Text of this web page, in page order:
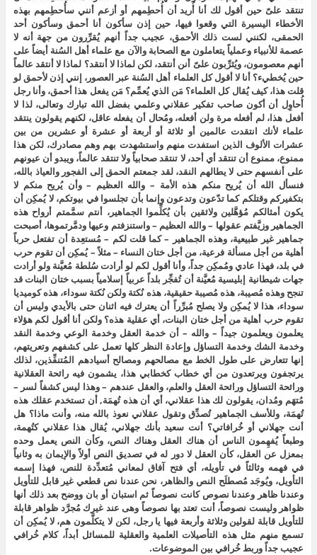
تنتقد علىّ حين أقول لك أنا أُريد أن أُحطِمهم أو أزعم أنني سأُحطِمهم بهذه
الأخطاء اليسيرة التي وقعوا فيها، حين إذن سأكون أنا أحمق وسأكون أحد
الحمقى، لكنني لست ذلك الأحمق، عجيب جداً أنهم يُقرِّرون من جهة أنه لا
عصمة للأنبياء وعملياً يتعاملون مع الصحابة والآن مع علماء أهل السُنة أيضاً على
أنهم معصومون، ويُثرِّبون علىّ أنن أنتقد، لكن لماذا لا أنتقد؟ لماذا لا أنتقد عالماً
حين يُخطيء؟ أنا لا أقول كل العلماء أهل السُنة عبر العصور، إنني إذن لأحمق لو
قلت هذا، كيف يُقال كل العلماء؟ مَن الذي يُعمِّم؟ مَن يفعل هذا أحمق، وأنا رجل
أُحاوِل أن أكون صاحب تفكير عقلاني وعلمي بفضل الله تبارك وتعالى، لذا لا
أفعل هذا، لم أفعله مرة ولن أفعله، ومُحال أن يفعله عاقل، لكنهم يقولون ينتقد
علماء لأنك انتقدت عالمين أو ثلاثة أو أربعة أو عشرة أو عشرين من بين
عشرات الألوف الذين استفدت منهم واستشهدت بهم وهم مصادرك، لكن هذا
ممنوع، ممنوع أن تنتقد أي أحد، لا تنتقد صحابياً ولا تنتقد عالماً، ويبدو أن عيونهم
على أنفسهم حتى لا يطالهم النقد، لقد جمعتم الحمق إلى الفجور والعياذ بالله،
فنسأل الله أن يُريح منكم هذه الأمة – والله العظيم – وأن يُريح منكم لا
بتكفيركم وقتلكم كما تدّعون وتدعون وإنما بأن تجلسوا في بيوتكم، لا يُمكِن أن
يكون أمثالكم مُؤهَّلين ولائقين بأن يُكلِّموا الجماهير، أنتم سمَّمتم أرواح هذه
الجماهير وزيَّفتم عقولها – والله العظيم – واستنزفتم وعيها ودمَّرتموها، أصبحت
جماهير غير طبيعية، وهذه الجماهير – كما قلت لكم – مُستعِدة أن تفتعل حرباً
أهلية من أجل مسألة فرعية، من أجل ختان النساء – مثلاً – يُمكِن أن تقوم حرب
في بلد، فهذا عادي ومُمكِن جداً، وأنا أقول لكم لو أرادت سُلطة مُعيَّنة ولو أرادت
جهات شيطانية إبليسية مُعيَّنة أن تُفجِّر بلداً عربياً إسلامياً بسبب ختان البنات قد
تنجح وهذه مُصيبة، هذه مُصيبة حقيقية، هذه نُكتة ولكن نُكتة سوداء، هذه كوميديا
سوداء، هذا لا يُمكِن ولا يصلح مُبرِّراً أن يعترك فيه اثنان حتى بالأيدي وليس أن
تقوم حرب أهلية من أجل ختان البنات، أي عقلية هذه؟ ولكن أنا أقول لكم هؤلاء
يعلمون ويعلمون جيداً – والله – أن خدمة العقل وخدمة الوعي وخدمة النقد
وخدمة الشك وخدمة التساؤل وإعادة النظر كلها تعمل على كشفهم وتعريتهم،
إنها تتعارض على طول الخط مع مصالحهم ومصالح أسيادهم المُتنفِّذين، لذلك
يرتجفون ويرتعدون من أي خطاب كخطابي هذا، يشمون فيه رائحة العقلانية
ورائحة التساؤل ورائحة العقل والعلم، والعقل عندهم – وهذا ليس كشفاً لسر –
مُتهَم ومُدان، يقولون لك هذا عقلاني، أي أن هذه تُهمَة, أن تستخدم عقلك هذه
تُهمَة، وللأسف الجماهير تُصدِّق وتقول عقلاني نعوذ بالله منه، وأنت ماذا؟ هل
أنت جهلاني أو خُرافاتي؟ أنت سعيد بأنك جهلاني، يُقال هذا عقلاني كتُهمة،
وطبعاً يُفهِمون الناس أن هناك العقل وهناك النص، وكأن النص يعمل وحده
بمعزل عن العقل، كأن العقل لا دور له في تصديق النص أولاً والإيمان به وثانياً
في فهمه وثالثاً في تأويله، أي فتح آفاق لمعاني مُتعدِّدة للنص، فهذا إسمه
التأويل، ويُوجَد مُصطلَح النص والظاهر، نحن عندنا نص قطعي غير قابل للتأويل
وعندنا ظاهر وعندنا نصوص كانت نصوصاً ثم استبان أو بان ووضح بعد ذلك أنها
ظواهر وليست نصوصاً، أنت تعتد بها نصوصاً وهى عند غيرك مُجرَّد ظواهر قابلة
للتأويل قابلة لقولين وثلاثة وأربعة فيها يا رجل، لكن لا يتكلَّمون هم، لا يُمكِن أن
تسمع منهم مثل هذه التأصيلات العلمية والعقلية للمسائل أبداً، كلام خُرافي
عجيب جداً وربط خُرافي بين الموضوعات.